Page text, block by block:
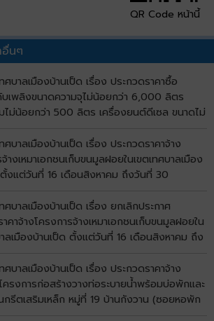
QR Code หน้านี้
อื่นๆ
ศบาลเมืองบ้านเป็ด เรื่อง ประกวดราคาซื้อ
เพลิงขนาดความจุไม่น้อยกว่า 6,000 ลิตร
ไม่น้อยกว่า 500 ลิตร เครื่องยนต์ดีเซล ขนาดไม่
และอุปกรณ์ในการดับเพลิงครบชุด จำนวน 1 คัน
ะกวดราคาอิเล็กทรอนิกส์ (e-bidding)
ศบาลเมืองบ้านเป็ด เรื่อง ประกวดราคาจ้าง
างเหมาเอกชนเก็บขนมูลฝอยในเขตเทศบาลเมือง
งแต่วันที่ 16 เดือนสิงหาคม ถึงวันที่ 30
ศบาลเมืองบ้านเป็ด เรื่อง ยกเลิกประกาศ
คาจ้างโครงการจ้างเหมาเอกชนเก็บขนมูลฝอยใน
าลเมืองบ้านเป็ด ตั้งแต่วันที่ 16 เดือนสิงหาคม ถึง
นิกส์ (e-bidding)
ศบาลเมืองบ้านเป็ด เรื่อง ประกวดราคาจ้าง
ครงการก่อสร้างวางท่อระบายน้ำพร้อมบ่อพักและ
กรีตเสริมเหล็ก หมู่ที่ 19 บ้านกังวาน (ซอยหอพัก